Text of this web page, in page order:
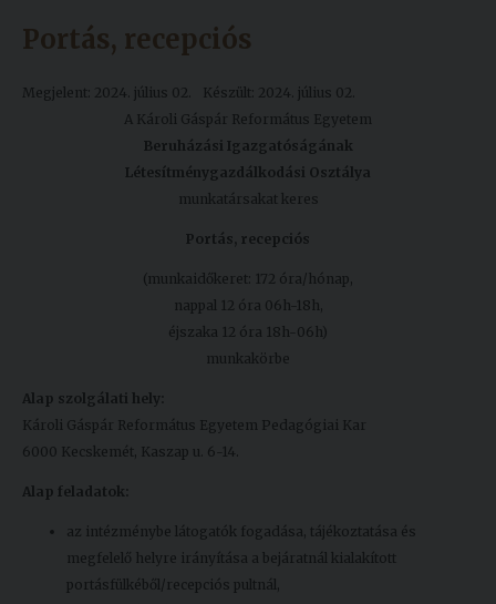
Portás, recepciós
Megjelent: 2024. július 02.
Készült: 2024. július 02.
A Károli Gáspár Református Egyetem
Beruházási Igazgatóságának
Létesítménygazdálkodási Osztálya
munkatársakat keres
Portás, recepciós
(munkaidőkeret: 172 óra/hónap,
nappal 12 óra 06h-18h,
éjszaka 12 óra 18h-06h)
munkakörbe
Alap szolgálati hely:
Károli Gáspár Református Egyetem Pedagógiai Kar
6000 Kecskemét, Kaszap u. 6-14.
Alap feladatok:
az intézménybe látogatók fogadása, tájékoztatása és
megfelelő helyre irányítása a bejáratnál kialakított
portásfülkéből/recepciós pultnál,